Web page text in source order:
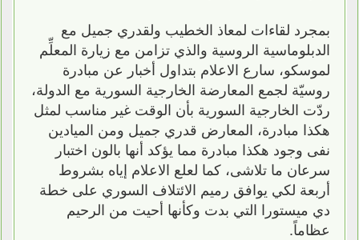
بمجرد لقاءات لمعاذ الخطيب ولقدري جميل مع
الدبلوماسية الروسية والذي تزامن مع زيارة المعلِّم
لموسكو، سارع الاعلام بتداول أخبار عن مبادرة
روسيّة لجمع المعارضة الخارجية السورية مع الدولة،
ردّت الخارجية السورية بأن الوقت غير مناسب لمثل
هكذا مبادرة، المعارض قدري جميل ومن الميادين
نفى وجود هكذا مبادرة مما يؤكد أنها بالون اختبار
سرعان ما تلاشى، كما لعلع الاعلام إياه بشروط
أربعة لكي يوافق رميم الائتلاف السوري على خطة
دي ميستورا التي بدت وكأنها أحيت من الرحيم
عظاماً.